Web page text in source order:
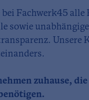
Fachwerk45 alle
sowie
Unsere
zuhause,